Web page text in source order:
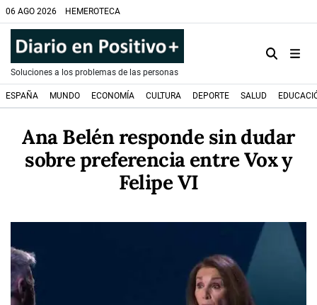
06 AGO 2026 HEMEROTECA
Soluciones a los problemas de las personas
ESPAÑA MUNDO ECONOMÍA CULTURA DEPORTE SALUD
Ana Belén responde sin dudar
sobre preferencia entre Vox y
Felipe VI